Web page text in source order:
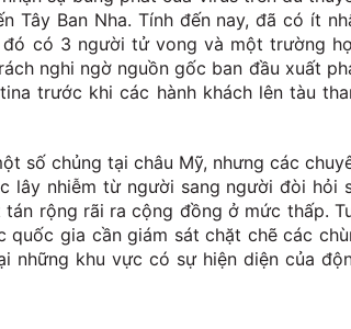
Tây Ban Nha. Tính đến nay, đã có ít
có 3 người tử vong và một trường
nghi ngờ nguồn gốc ban đầu xuất
trước khi các hành khách lên tàu
số chủng tại châu Mỹ, nhưng các
lây nhiễm từ người sang người đòi hỏi
rộng rãi ra cộng đồng ở mức thấp.
quốc gia cần giám sát chặt chẽ các
những khu vực có sự hiện diện của